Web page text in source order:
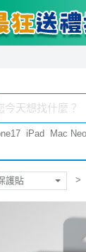
iPad Mac Neo
護貼